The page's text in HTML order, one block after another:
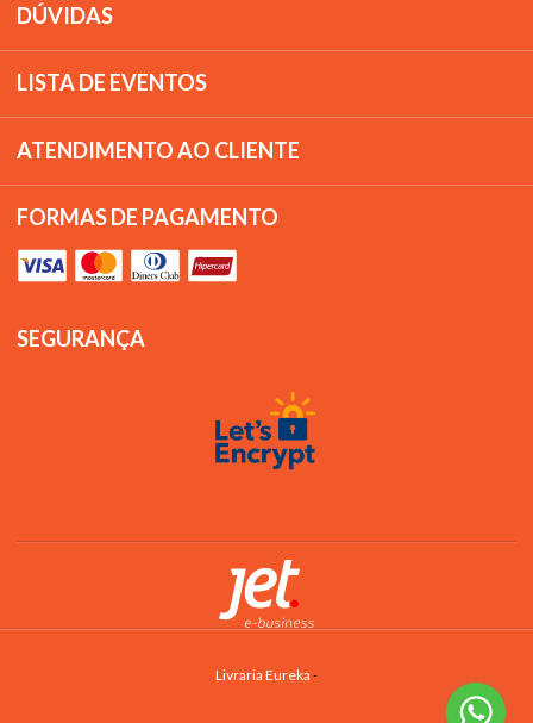
DÚVIDAS
LISTA DE EVENTOS
ATENDIMENTO AO CLIENTE
FORMAS DE PAGAMENTO
SEGURANÇA
Livraria Eureka -